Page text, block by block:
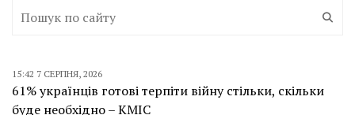
15:42 7 СЕРПНЯ, 2026
61% українців готові терпіти війну стільки, скільки
буде необхідно – КМІС